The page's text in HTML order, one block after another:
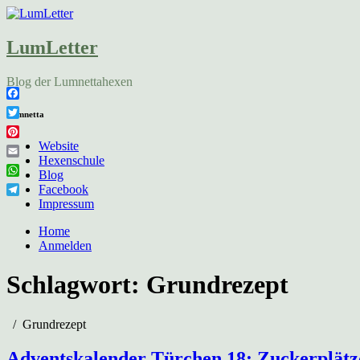
LumLetter
Blog der Lumnettahexen
Lumnetta
Website
Hexenschule
Blog
Facebook
Impressum
Home
Anmelden
Schlagwort: Grundrezept
Grundrezept
Facebook
Twitter
Pinterest
Email
WhatsApp
Telegram